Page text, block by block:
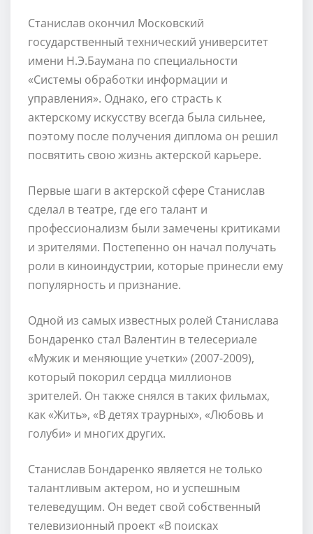
Станислав окончил Московский
государственный технический университет
имени Н.Э.Баумана по специальности
«Системы обработки информации и
управления». Однако, его страсть к
актерскому искусству всегда была сильнее,
поэтому после получения диплома он решил
посвятить свою жизнь актерской карьере.
Первые шаги в актерской сфере Станислав
сделал в театре, где его талант и
профессионализм были замечены критиками
и зрителями. Постепенно он начал получать
роли в киноиндустрии, которые принесли ему
популярность и признание.
Одной из самых известных ролей Станислава
Бондаренко стал Валентин в телесериале
«Мужик и меняющие учетки» (2007-2009),
который покорил сердца миллионов
зрителей. Он также снялся в таких фильмах,
как «Жить», «В детях траурных», «Любовь и
голуби» и многих других.
Станислав Бондаренко является не только
талантливым актером, но и успешным
телеведущим. Он ведет свой собственный
телевизионный проект «В поисках